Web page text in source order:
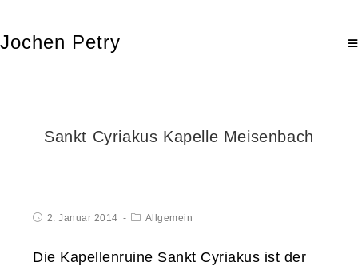
Jochen Petry
Sankt Cyriakus Kapelle Meisenbach
2. Januar 2014 Allgemein
Die Kapellenruine Sankt Cyriakus ist der